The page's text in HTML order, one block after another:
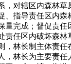
，对辖区内森林草
、指导责任区内森
量完成；督促责任
责任区内破坏森林
，林长制主体责任
，林长为主要责任